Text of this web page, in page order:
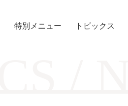
特別メニュー トピックス